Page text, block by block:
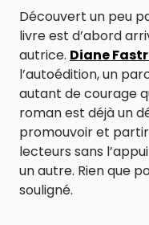
Découvert un peu
livre est d’abord
autrice. Diane
l’autoédition, un
autant de courage
roman est déjà un
promouvoir et
lecteurs sans
un autre. Rien que
souligné.